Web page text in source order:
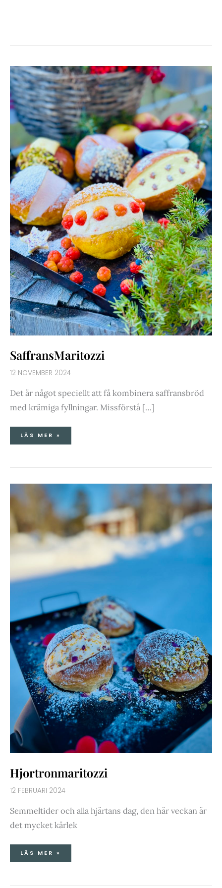
SaffransMaritozzi
12 NOVEMBER 2024
Det är något speciellt att få kombinera saffransbröd
med krämiga fyllningar. Missförstå […]
SAFFRANSMARITOZZI
LÄS MER »
Hjortronmaritozzi
12 FEBRUARI 2024
Semmeltider och alla hjärtans dag, den här veckan är
det mycket kärlek
HJORTRONMARITOZZI
LÄS MER »